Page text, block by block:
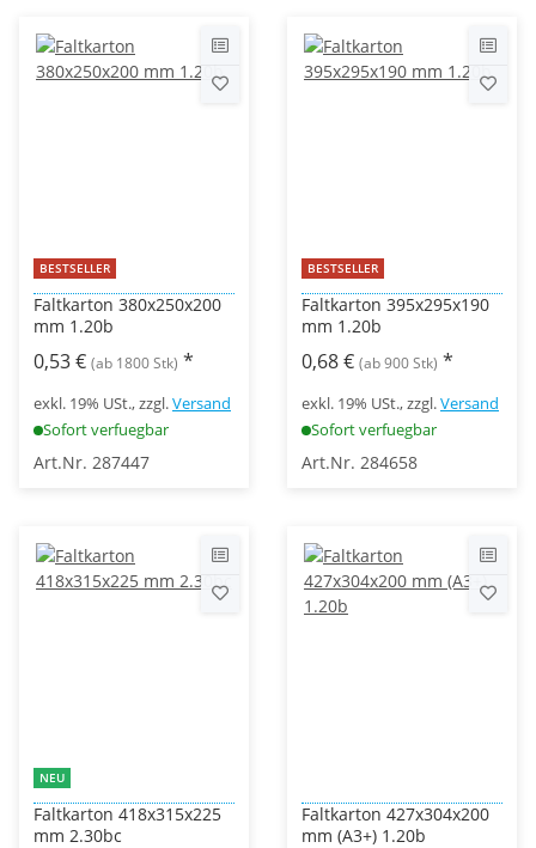
BESTSELLER
Faltkarton 380x250x200
mm 1.20b
0,53 € (ab 1800 Stk) *
exkl. 19% USt., zzgl.Versand
Sofort verfuegbar
Art.Nr. 287447
BESTSELLER
Faltkarton 395x295x190
mm 1.20b
0,68 € (ab 900 Stk) *
exkl. 19% USt., zzgl.Versand
Sofort verfuegbar
Art.Nr. 284658
NEU
Faltkarton 418x315x225
mm 2.30bc
Faltkarton 427x304x200
mm (A3+) 1.20b